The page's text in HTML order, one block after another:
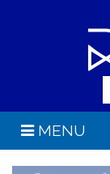
MENU